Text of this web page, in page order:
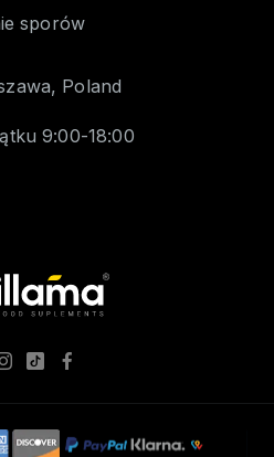
sporów
Poland
9:00-18:00